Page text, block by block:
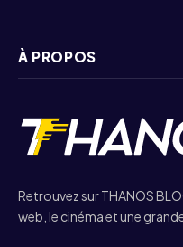
À PROPOS
Retrouvez sur THANOS
web, le cinéma et une